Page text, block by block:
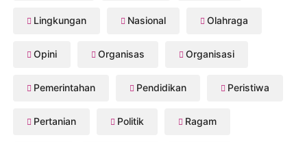
Lingkungan Nasional Olahraga
Opini Organisas Organisasi
Pemerintahan Pendidikan Peristiwa
Pertanian Politik Ragam